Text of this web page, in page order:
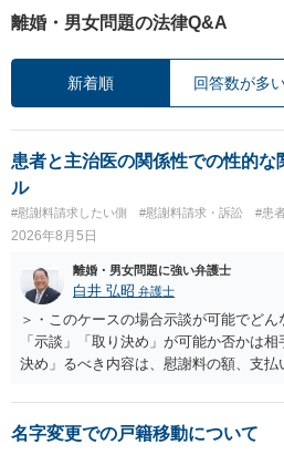
離婚・男女問題の法律Q&A
新着順 回答数が多
患者と主治医の関係性での性的な
ル
#慰謝料請求したい側 #慰謝料請求・訴訟 #患
2026年8月5日
離婚・男女問題に強い弁護士
白井 弘昭 弁護士
＞・このケースの場合示談が可能でど
「示談」「取り決め」が可能か否かは
決め」るべき内容は、慰謝料の額、支
なると思います。 おそらく、警察が事
つに、相手が、性的関係を否定したか
をしたかがあると思われます。 そうす
名字変更での戸籍移動について